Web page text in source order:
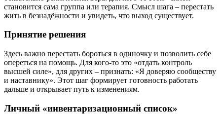
становится сама группа или терапия. Смысл шага – перестать
жить в безнадёжности и увидеть, что выход существует.
Принятие решения
Здесь важно перестать бороться в одиночку и позволить себе
опереться на помощь. Для кого-то это «отдать контроль
высшей силе», для других – признать: «Я доверяю сообществу
и наставнику». Этот шаг формирует готовность работать
дальше и открывает путь к изменениям.
Личный «инвентаризационный список»